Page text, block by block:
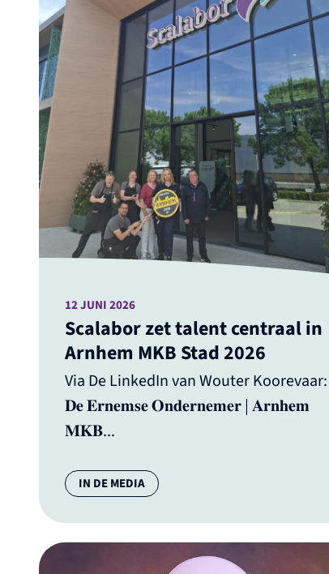
Scalabor zet talent centraal in
Arnhem MKB Stad 2026
Via De LinkedIn van Wouter Koorevaar:
𝐃𝐞 𝐄𝐫𝐧𝐞𝐦𝐬𝐞 𝐎𝐧𝐝𝐞𝐫𝐧𝐞𝐦𝐞𝐫 | 𝐀𝐫𝐧𝐡𝐞𝐦
𝐌𝐊𝐁...
12 JUNI 2026
Categorie:
IN DE MEDIA